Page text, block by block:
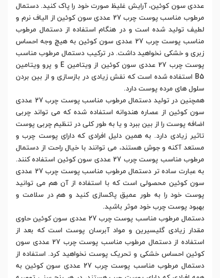
عددی سون کوئین، آرایش غلیظ صورت خود را پاک کنید. دستمال
مرطوب مناسب پوست چرب 27 عددی سون کوئین از الیاف نرم و
لطیف تولید شده است و در هنگام استفاده از دستمال مرطوب
مناسب پوست چرب 27 عددی سون کوئین به هیچ وجه احساس
زبری و خشکی نخواهید داشت. در ترکیب دستمال مرطوب مناسب
پوست چرب 27 عددی سون کوئین از ویتامین E و پرو ویتامین
B5 استفاده شده است که نقش زیادی در بازسازی و از بین بردن
سلول های مرده پوست دارد.
همچنین در تولید دستمال مرطوب مناسب پوست چرب 27 عددی
سون کوئین از عصاره هندوانه استفاده شده که می تواند چربی
اضافه پوست را از بین ببرد و یا به طور کلی در تنظیم چربی پوست
تاثیر زیادی دارد. به همین دلیل افرادی که دارای پوست چرب و
مستعد آکنه و جوش هستند، می توانند با خیال راحت از دستمال
مرطوب مناسب پوست چرب 27 عددی سون کوئین استفاده کنند.
به عبارت ساده تر دستمال مرطوب مناسب پوست چرب 27 عددی
سون کوئین محصولی است که با استفاده از آن هم می توانید
پوست خود را به طور عمیق پاکسازی کنید و هم در سلامت و
بهبود پوست چرب خود موثر باشید.
دستمال مرطوب مناسب پوست چرب 27 عددی سون کوئین حاوی
مقدار زیادی گلیسیرین و مواد آبرسان پوست است که بعد از
استفاده از دستمال مرطوب مناسب پوست چرب 27 عددی سون
کوئین احساس خشکی و تحریک پوست نخواهید کرد. استفاده از
دستمال مرطوب مناسب پوست چرب 27 عددی سون کوئین به